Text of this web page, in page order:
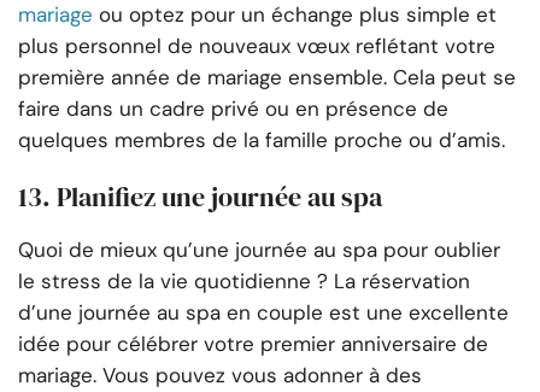
mariage ou optez pour un échange plus simple et
plus personnel de nouveaux vœux reflétant votre
première année de mariage ensemble. Cela peut se
faire dans un cadre privé ou en présence de
quelques membres de la famille proche ou d’amis.
13. Planifiez une journée au spa
Quoi de mieux qu’une journée au spa pour oublier
le stress de la vie quotidienne ? La réservation
d’une journée au spa en couple est une excellente
idée pour célébrer votre premier anniversaire de
mariage. Vous pouvez vous adonner à des